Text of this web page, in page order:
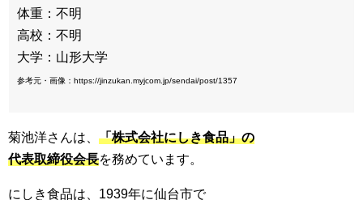
体重：不明
高校：不明
大学：山形大学
参考元・画像：https://jinzukan.myjcom.jp/sendai/post/1357
菊池洋さんは、 「株式会社にしき食品」の
代表取締役会長を務めています。
にしき食品は、1939年に仙台市で